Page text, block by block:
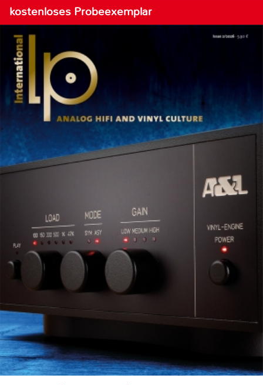
kostenloses Probeexemplar